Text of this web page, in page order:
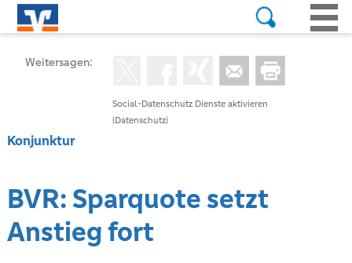
Social-Datenschutz Dienste aktivieren
(Datenschutz)
Weitersagen:
Konjunktur
BVR: Sparquote setzt
Anstieg fort